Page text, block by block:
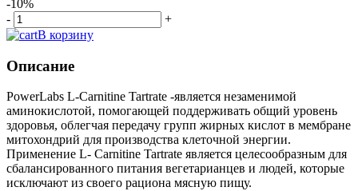
-10%
-
+
В корзину
Описание
PowerLabs L-Carnitine Tartrate -является незаменимой
аминокислотой, помогающей поддерживать общий уровень
здоровья, облегчая передачу групп жирных кислот в мембране
митохондрий для производства клеточной энергии.
Применение L- Carnitine Tartrate является целесообразным для
сбалансированного питания вегетарианцев и людей, которые
исключают из своего рациона мясную пищу.